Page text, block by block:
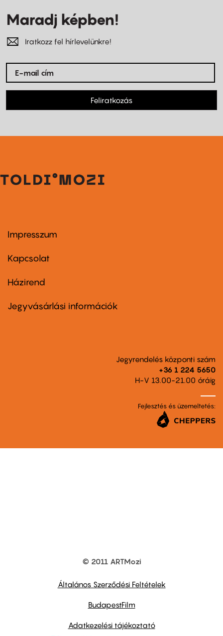
Maradj képben!
Iratkozz fel hírlevelünkre!
Feliratkozás
Footer
first
Impresszum
Kapcsolat
Footer
second
Házirend
Jegyvásárlási információk
Jegyrendelés központi szám
+36 1 224 5650
H-V 13.00-21.00 óráig
Fejlesztés és üzemeltetés:
© 2011 ARTMozi
Általános Szerződési Feltételek
BudapestFilm
Adatkezelési tájékoztató